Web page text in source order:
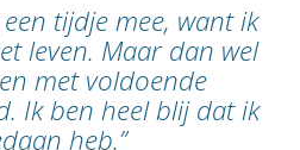
tijdje mee, want ik
leven. Maar dan wel
met voldoende
Ik ben heel blij dat ik
heb.”